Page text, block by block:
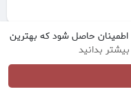
حاصل شود که بهترین
بیشتر بدانید